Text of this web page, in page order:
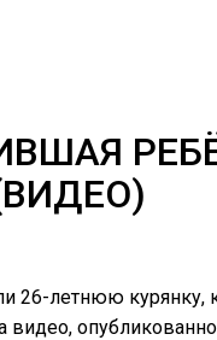
26-летнюю курянку,